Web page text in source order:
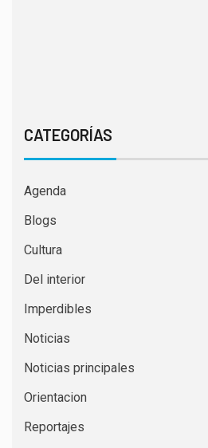
CATEGORÍAS
Agenda
Blogs
Cultura
Del interior
Imperdibles
Noticias
Noticias principales
Orientacion
Reportajes